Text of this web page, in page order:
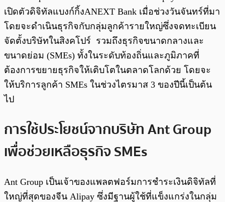
เปิดตัวดิจิทัลแบงก์กิ้งANEXT Bank เมื่อช่วงวันจันทร์ที่มา
โดยจะดำเนินธุรกิจกับกลุ่มลูกค้ารายใหญ่ซึ่งจดทะเบียน
จัดตั้งบริษัทในสิงคโปร์ รวมถึงธุรกิจขนาดกลางและ
ขนาดย่อม (SMEs) ทั้งในระดับท้องถิ่นและภูมิภาคที่
ต้องการขยายธุรกิจให้เติบโตในตลาดโลกด้วย โดยจะ
ให้บริการลูกค้า SMEs ในช่วงไตรมาส 3 ของปีนี้เป็นต้น
ไป
การใช้ประโยชน์จากบริษัท Ant Group
เพื่อช่วยเหลือธุรกิจ SMEs
Ant Group เป็นเจ้าของแพลตฟอร์มการชำระเงินดิจิทัลที่
ใหญ่ที่สุดของจีน Alipay ซึ่งมีฐานผู้ใช้ที่แข็งแกร่งในกลุ่ม